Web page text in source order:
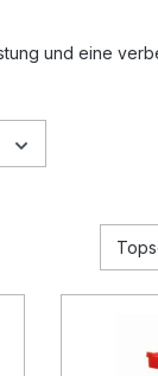
und eine